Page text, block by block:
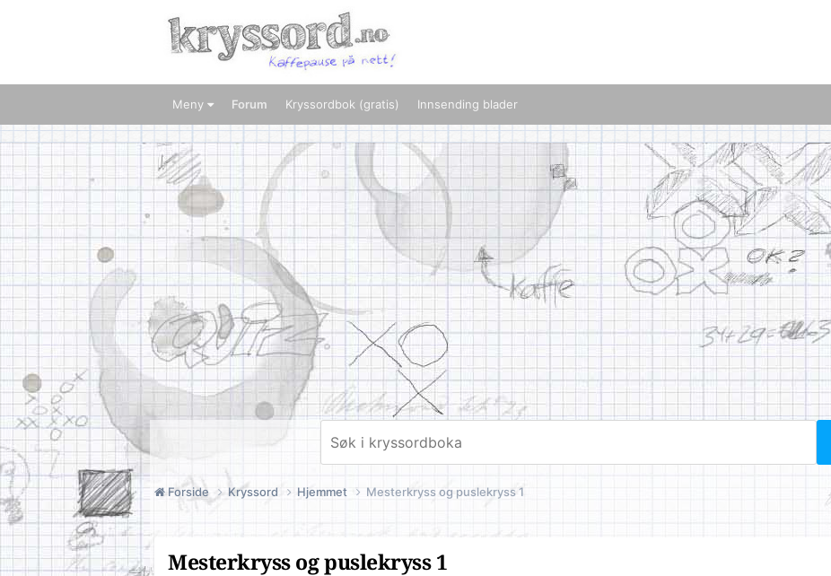
Meny Forum Kryssordbok (gratis) Innsending blader
Forside Kryssord Hjemmet Mesterkryss og puslekryss 1
Mesterkryss og puslekryss 1